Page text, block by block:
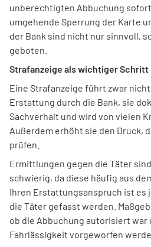
unberechtigten Abbuchung
umgehende Sperrung der Karte
der Bank sind nicht nur sinnvoll,
geboten.
Strafanzeige als wichtiger Schritt
Eine Strafanzeige führt zwar
Erstattung durch die Bank, sie
Sachverhalt und wird von vielen
Außerdem erhöht sie den Druck,
prüfen.
Ermittlungen gegen die Täter
schwierig, da diese häufig aus
Ihren Erstattungsanspruch ist es
die Täter gefasst werden.
ob die Abbuchung autorisiert war
Fahrlässigkeit vorgeworfen